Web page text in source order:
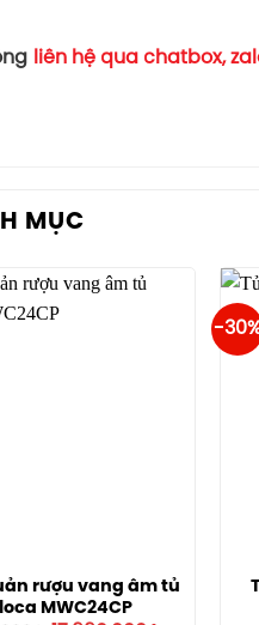
liên hệ qua chatbox,
MỤC
rượu vang âm tủ
MWC24CP
-